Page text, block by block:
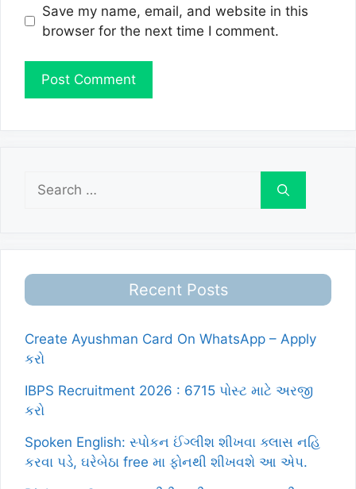
Save my name, email, and website in this
browser for the next time I comment.
Search
for:
Recent Posts
Create Ayushman Card On WhatsApp – Apply
કરો
IBPS Recruitment 2026 : 6715 પોસ્ટ માટે અરજી
કરો
Spoken English: સ્પોકન ઈંગ્લીશ શીખવા ક્લાસ નહિ
કરવા પડે, ઘરેબેઠા free મા ફોનથી શીખવશે આ એપ.